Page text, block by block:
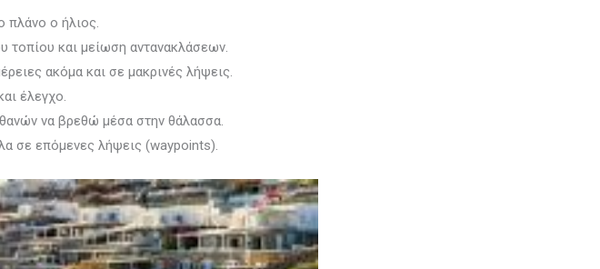
πλάνο ο ήλιος.
τοπίου και μείωση αντανακλάσεων.
ακόμα και σε μακρινές λήψεις.
έλεγχο.
να βρεθώ μέσα στην θάλασσα.
σε επόμενες λήψεις (waypoints).